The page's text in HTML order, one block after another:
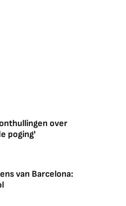
over
poging'
van Barcelona: